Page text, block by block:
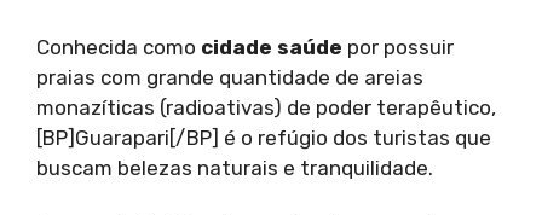
Conhecida como cidade saúde por possuir
praias com grande quantidade de areias
monazíticas (radioativas) de poder terapêutico,
[BP]Guarapari[/BP] é o refúgio dos turistas que
buscam belezas naturais e tranquilidade.